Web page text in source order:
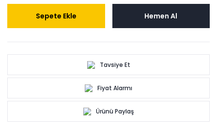
Sepete Ekle Hemen Al
Tavsiye Et
Fiyat Alarmı
Ürünü Paylaş